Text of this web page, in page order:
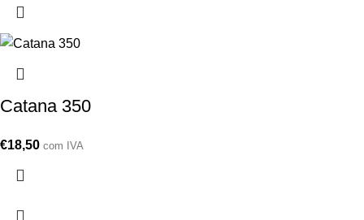
Catana 350
€18,50 com IVA